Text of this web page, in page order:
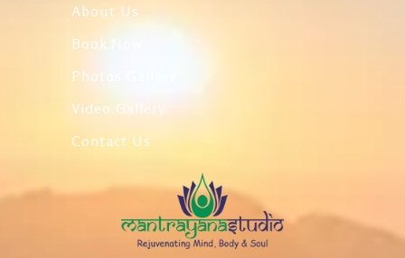
About Us
Book Now
Photos Gallery
Video Gallery
Contact Us